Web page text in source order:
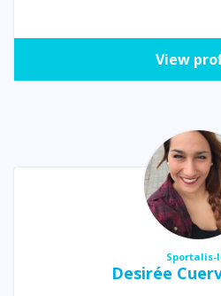
View
Sportalis-
Desirée